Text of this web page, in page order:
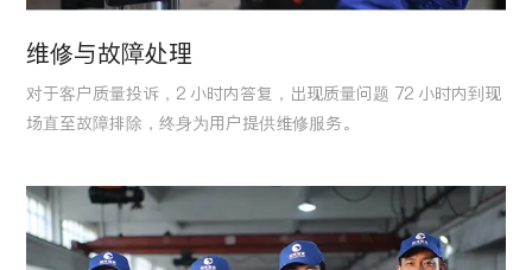
维修与故障处理
对于客户质量投诉，2 小时内答复，出现质量问题 72 小时内到现
场直至故障排除，终身为用户提供维修服务。